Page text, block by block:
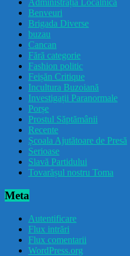
Administrația Localnică
Benveuri
Brigada Diverse
buzau
Cancan
Fără categorie
Fashion politic
Feișăn Critique
Incultura Buzoiană
Investigații Paranormale
Porșe
Prostul Săptămânii
Recente
Școala Ajutătoare de Presă
Serioase
Slavă Partidului
Tovarășul nostru Toma
Meta
Autentificare
Flux intrări
Flux comentarii
WordPress.org